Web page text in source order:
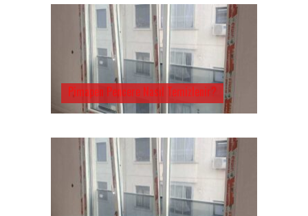
Pimapen Pencere Nasıl Temizlenir?